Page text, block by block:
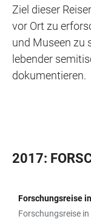
Ziel dieser
vor Ort zu
und Museen zu
lebender
dokumentieren.
2017:
TABELLE
Forschungsreise
Forschungsreise